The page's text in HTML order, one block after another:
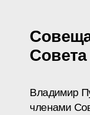
Владимир
членами